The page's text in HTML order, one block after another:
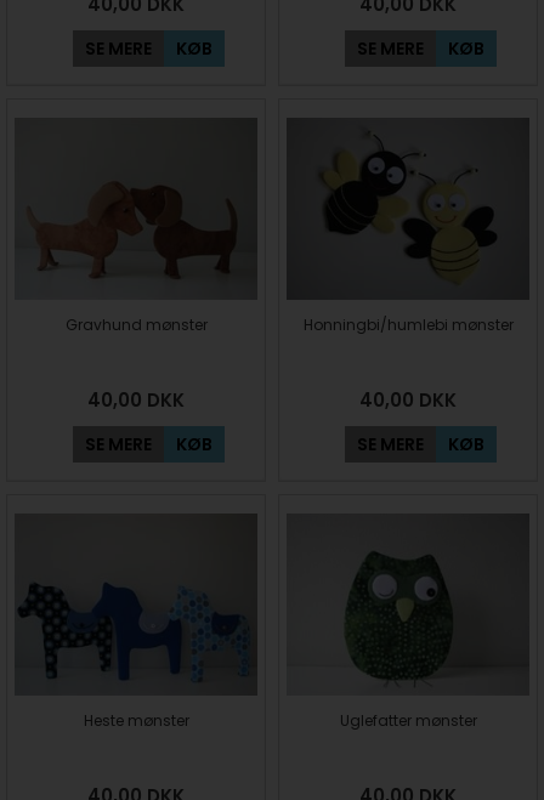
SE MERE KØB SE MERE KØB
Gravhund mønster
40,00 DKK
SE MERE KØB
Honningbi/humlebi mønster
40,00 DKK
SE MERE KØB
Heste mønster Uglefatter mønster